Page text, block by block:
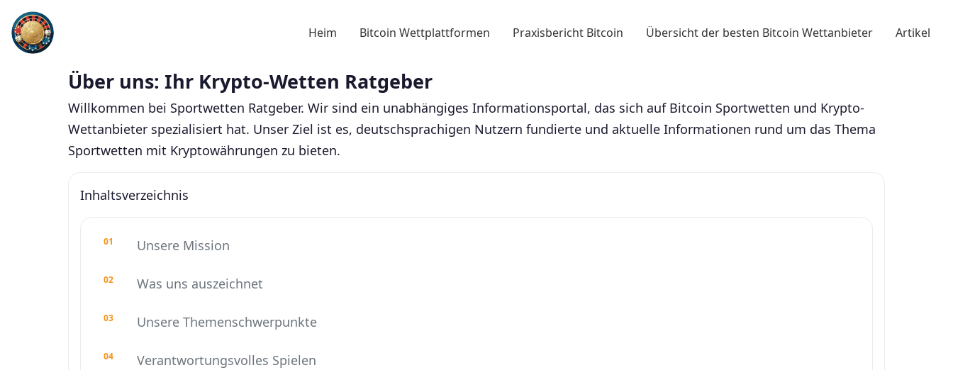
Heim Bitcoin Wettplattformen Praxisbericht Bitcoin Übersicht der besten Bitcoin Wettanbieter Artikel
Über uns: Ihr Krypto-Wetten Ratgeber
Willkommen bei Sportwetten Ratgeber. Wir sind ein unabhängiges Informationsportal, das sich auf Bitcoin Sportwetten und Krypto-
Wettanbieter spezialisiert hat. Unser Ziel ist es, deutschsprachigen Nutzern fundierte und aktuelle Informationen rund um das Thema
Sportwetten mit Kryptowährungen zu bieten.
Inhaltsverzeichnis
Unsere Mission
Was uns auszeichnet
Unsere Themenschwerpunkte
Verantwortungsvolles Spielen